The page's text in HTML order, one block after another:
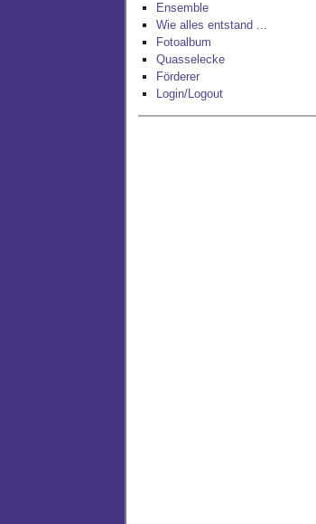
Ensemble
Wie alles entstand ...
Fotoalbum
Quasselecke
Förderer
Login/Logout